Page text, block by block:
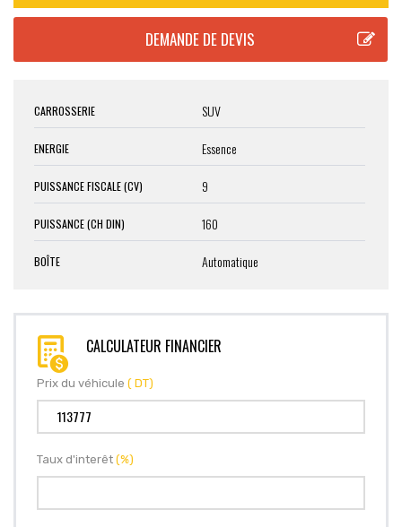
CARROSSERIE SUV
ENERGIE Essence
PUISSANCE FISCALE (CV) 9
PUISSANCE (CH DIN) 160
BOÎTE Automatique
CALCULATEUR FINANCIER
Prix du véhicule ( DT)
Taux d'interêt (%)